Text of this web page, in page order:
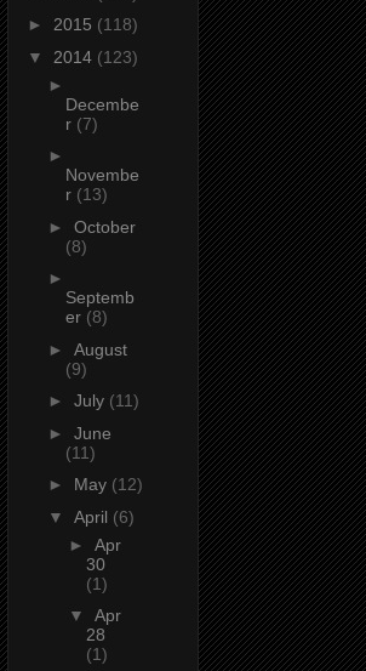
► 2015 (118)
▼ 2014 (123)
►
Decembe
r (7)
►
Novembe
r (13)
► October
(8)
►
Septemb
er (8)
► August
(9)
► July (11)
► June
(11)
► May (12)
▼ April (6)
► Apr
30
(1)
▼ Apr
28
(1)